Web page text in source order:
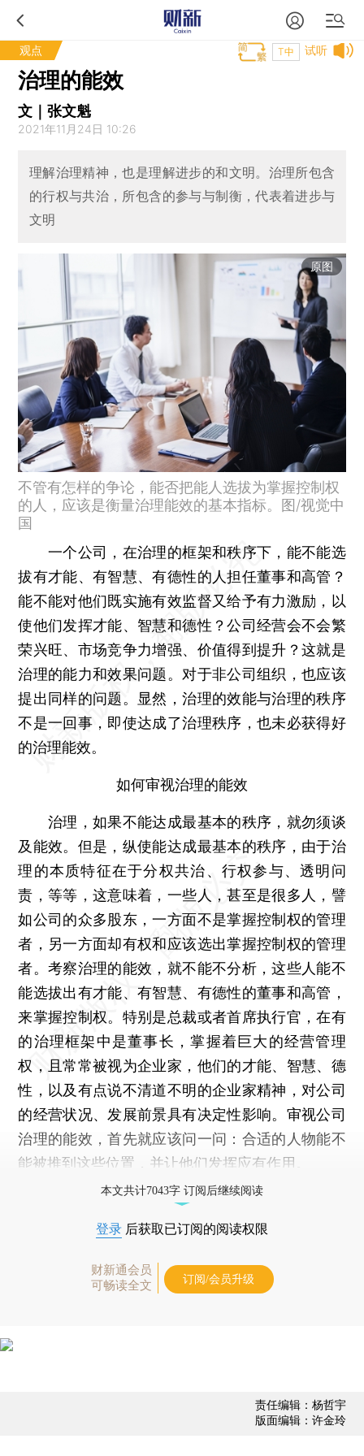
观点 试听
T中
治理的能效
文｜张文魁
2021年11月24日 10:26
理解治理精神，也是理解进步的和文明。治理所包含
的行权与共治，所包含的参与与制衡，代表着进步与
文明
原图
不管有怎样的争论，能否把能人选拔为掌握控制权
的人，应该是衡量治理能效的基本指标。图/视觉中
国
一个公司，在治理的框架和秩序下，能不能选
拔有才能、有智慧、有德性的人担任董事和高管？
能不能对他们既实施有效监督又给予有力激励，以
使他们发挥才能、智慧和德性？公司经营会不会繁
荣兴旺、市场竞争力增强、价值得到提升？这就是
治理的能力和效果问题。对于非公司组织，也应该
提出同样的问题。显然，治理的效能与治理的秩序
不是一回事，即使达成了治理秩序，也未必获得好
的治理能效。
如何审视治理的能效
治理，如果不能达成最基本的秩序，就勿须谈
及能效。但是，纵使能达成最基本的秩序，由于治
理的本质特征在于分权共治、行权参与、透明问
责，等等，这意味着，一些人，甚至是很多人，譬
如公司的众多股东，一方面不是掌握控制权的管理
者，另一方面却有权和应该选出掌握控制权的管理
者。考察治理的能效，就不能不分析，这些人能不
能选拔出有才能、有智慧、有德性的董事和高管，
来掌握控制权。特别是总裁或者首席执行官，在有
的治理框架中是董事长，掌握着巨大的经营管理
权，且常常被视为企业家，他们的才能、智慧、德
性，以及有点说不清道不明的企业家精神，对公司
的经营状况、发展前景具有决定性影响。审视公司
治理的能效，首先就应该问一问：合适的人物能不
能被推到这些位置，并让他们发挥应有作用。
本文共计7043字 订阅后继续阅读
登录 后获取已订阅的阅读权限
财新通会员
可畅读全文
订阅/会员升级
责任编辑：杨哲宇
版面编辑：许金玲